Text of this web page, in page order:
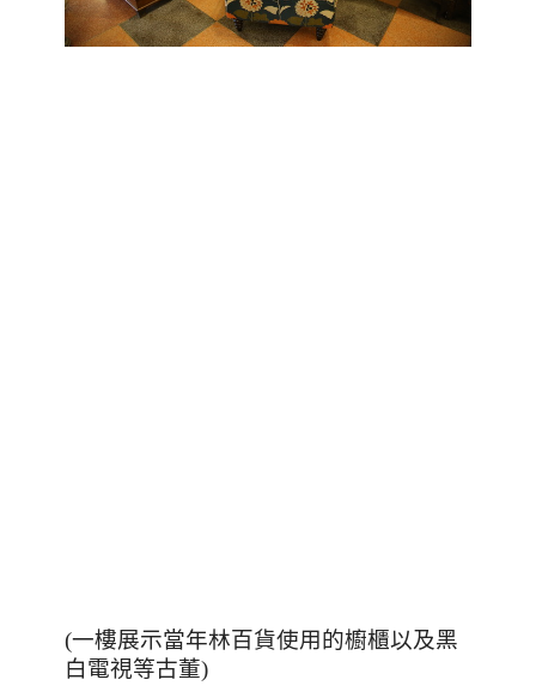
(一樓展示當年林百貨使用的櫥櫃以及黑
白電視等古董)